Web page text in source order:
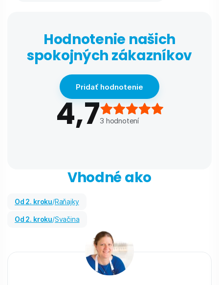
Hodnotenie našich
spokojných zákazníkov
Pridať hodnotenie
4,73 hodnotení
Vhodné ako
od 2. kroku/ Raňajky
od 2. kroku/ Svačina